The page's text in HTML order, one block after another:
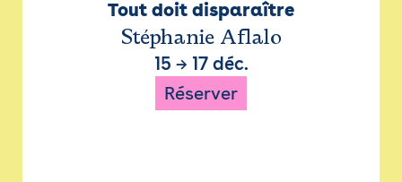
Tout doit disparaître
Stéphanie Aflalo
15 → 17 déc.
Réserver